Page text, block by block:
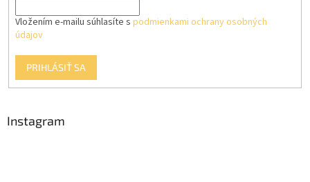
Vložením e-mailu súhlasíte s podmienkami ochrany osobných
údajov
PRIHLÁSIŤ SA
Instagram